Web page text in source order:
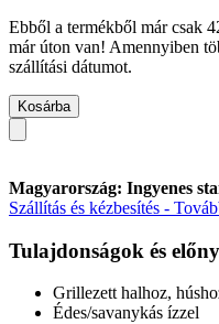
Ebből a termékből már csak
már úton van! Amennyiben
szállítási dátumot.
Kosárba
Magyarország: Ingyenes
Szállítás és kézbesítés -
Tulajdonságok és
Grillezett halhoz,
Édes/savanykás ízzel